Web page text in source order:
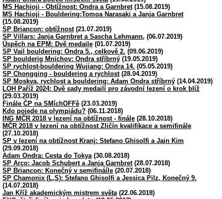
MS Hachioji - Obtížnost: Ondra a Garnbret(15.08.2019)
MS Hachioji - Bouldering:Tomoa Narasaki a Janja Garnbret
(15.08.2019)
SP Briancon: obtížnost(21.07.2019)
SP Villars: Janja Garnbret a Sascha Lehmann, (06.07.2019)
Úspěch na EPM: Dvě medaile (01.07.2019)
SP Vail bouldering: Ondra 5., celkově 2. (09.06.2019)
SP boulderig Mnichov: Ondra stříbrný (19.05.2019)
SP rychlost-bouldering Wujiang: Ondra 14. (05.05.2019)
SP Chongqing - bouldering a rychlost(28.04.2019)
SP Moskva, rychlost a bouldering: Adam Ondra stříbrný (14.04.2019)
LOH Paříž 2024: Dvě sady medailí pro závodní lezení o krok blíž
(29.03.2019)
Finále ČP na SMíchOFFě (23.03.2019)
Kdo pojede na olympiádu? (06.11.2018)
ING MČR 2018 v lezení na obtížnost - finále (28.10.2018)
MČR 2018 v lezení na obtížnost Zličín kvalifikace a semifinále
(27.10.2018)
SP v lezení na obtížnost Kranj: Stefano Ghisolfi a Jain Kim
(29.09.2018)
Adam Ondra: Cesta do Tokya (30.08.2018)
SP Arco: Jacob Schubert a Janja Garnbret(28.07.2018)
SP Briancon: Konečný v semifináíle (20.07.2018)
SP Chamonix (L,S): Stefano Ghisolfi a Jessica Pilz, Konečný 9.
(14.07.2018)
Jan Kříž akademickým mistrem světa (22.06.2018)